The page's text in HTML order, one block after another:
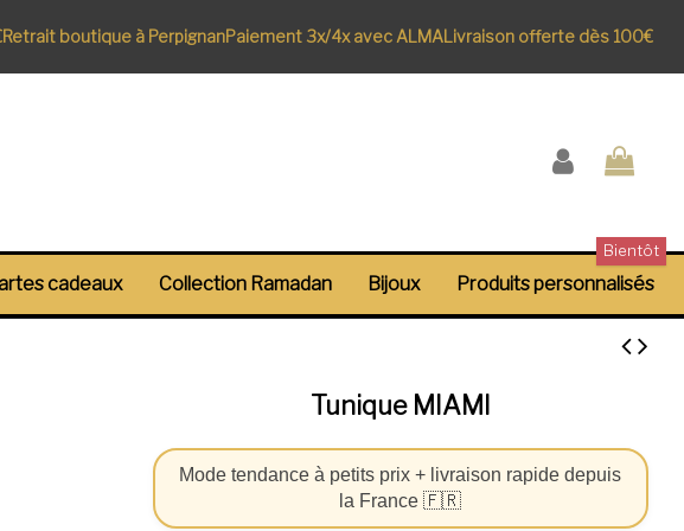
boutique à PerpignanPaiement 3x/4x avec ALMALivraison offerte dès 100€
cadeaux Collection Ramadan Bijoux Produits personnalisés
Bientôt
Tunique MIAMI
Mode tendance à petits prix + livraison rapide depuis
la France 🇫🇷